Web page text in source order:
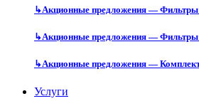
↳Акционные предложения — Фильтры
↳Акционные предложения — Фильтры
↳Акционные предложения —
Услуги